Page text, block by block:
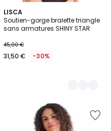
LISCA
Soutien-gorge bralette triangle
sans armatures SHINY STAR
45,00 €
31,50 € -30%
2
Couleurs